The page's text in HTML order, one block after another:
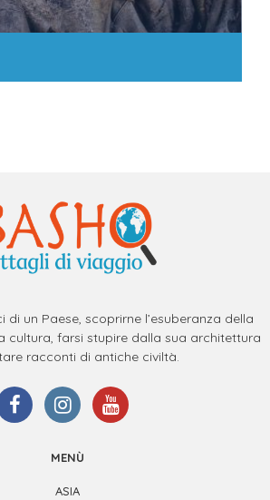
di un Paese, scoprirne l’esuberanza della
cultura, farsi stupire dalla sua architettura
racconti di antiche civiltà.
MENÙ
ASIA